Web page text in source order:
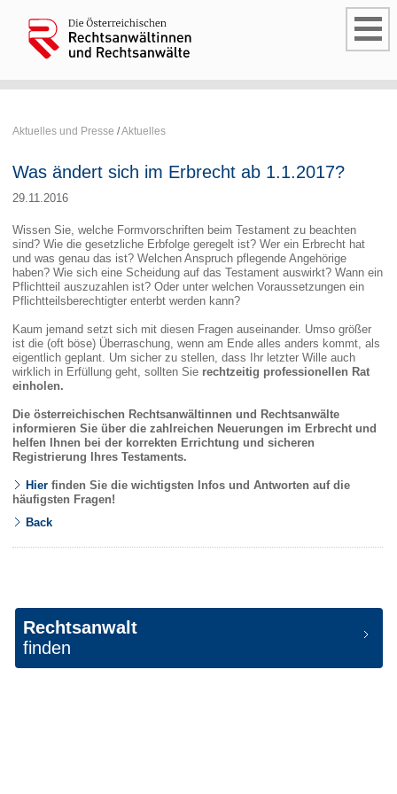
Aktuelles und Presse /Aktuelles
Was ändert sich im Erbrecht ab 1.1.2017?
29.11.2016
Wissen Sie, welche Formvorschriften beim Testament zu beachten
sind? Wie die gesetzliche Erbfolge geregelt ist? Wer ein Erbrecht hat
und was genau das ist? Welchen Anspruch pflegende Angehörige
haben? Wie sich eine Scheidung auf das Testament auswirkt? Wann ein
Pflichtteil auszuzahlen ist? Oder unter welchen Voraussetzungen ein
Pflichtteilsberechtigter enterbt werden kann?
Kaum jemand setzt sich mit diesen Fragen auseinander. Umso größer
ist die (oft böse) Überraschung, wenn am Ende alles anders kommt, als
eigentlich geplant. Um sicher zu stellen, dass Ihr letzter Wille auch
wirklich in Erfüllung geht, sollten Sie rechtzeitig professionellen Rat
einholen.
Die österreichischen Rechtsanwältinnen und Rechtsanwälte
informieren Sie über die zahlreichen Neuerungen im Erbrecht und
helfen Ihnen bei der korrekten Errichtung und sicheren
Registrierung Ihres Testaments.
Hier finden Sie die wichtigsten Infos und Antworten auf die
häufigsten Fragen!
Back
Rechtsanwalt
finden